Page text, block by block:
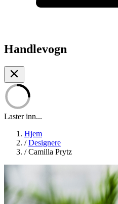
Handlevogn
Laster inn...
Hjem
/ Designere
/ Camilla Prytz